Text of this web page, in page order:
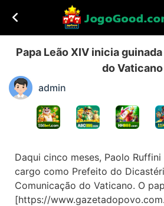
Papa Leão XIV inicia
do Vaticano
admin
Daqui cinco meses, Paolo
cargo como Prefeito do
Comunicação do Vaticano. O
[https://